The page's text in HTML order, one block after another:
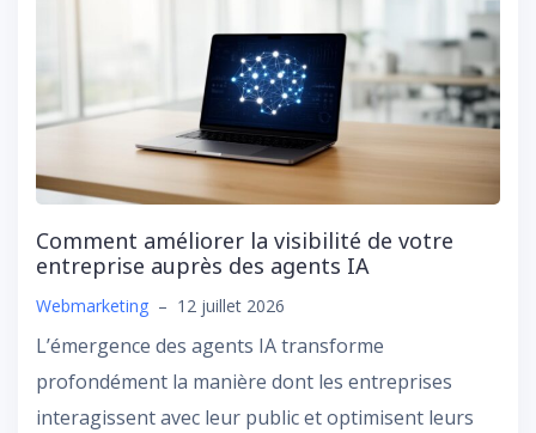
Comment améliorer la visibilité de votre
entreprise auprès des agents IA
Webmarketing – 12 juillet 2026
L’émergence des agents IA transforme
profondément la manière dont les entreprises
interagissent avec leur public et optimisent leurs